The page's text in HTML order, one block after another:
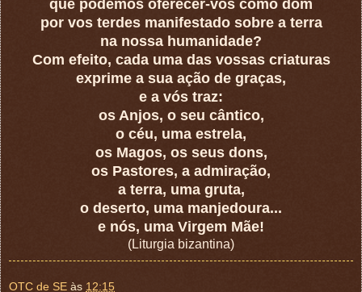
que podemos oferecer-vos como dom
por vos terdes manifestado sobre a terra
na nossa humanidade?
Com efeito, cada uma das vossas criaturas
exprime a sua ação de graças,
e a vós traz:
os Anjos, o seu cântico,
o céu, uma estrela,
os Magos, os seus dons,
os Pastores, a admiração,
a terra, uma gruta,
o deserto, uma manjedoura...
e nós, uma Virgem Mãe!
(Liturgia bizantina)
OTC de SE às 12:15